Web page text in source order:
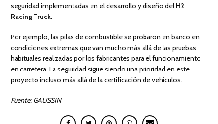
seguridad implementadas en el desarrollo y diseño del H2
Racing Truck.
Por ejemplo, las pilas de combustible se probaron en banco en
condiciones extremas que van mucho más allá de las pruebas
habituales realizadas por los fabricantes para el funcionamiento
en carretera. La seguridad sigue siendo una prioridad en este
proyecto incluso más allá de la certificación de vehículos.
Fuente: GAUSSIN